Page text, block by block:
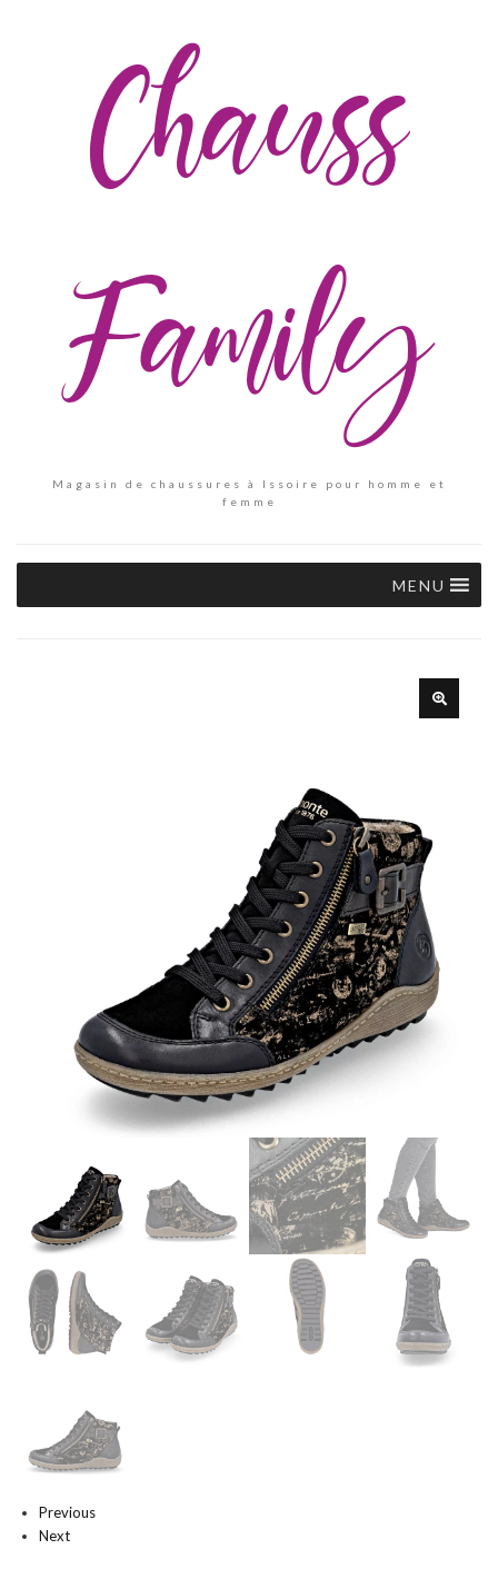
Chauss
Family
Magasin de chaussures à Issoire pour homme et
femme
MENU
Previous
Next